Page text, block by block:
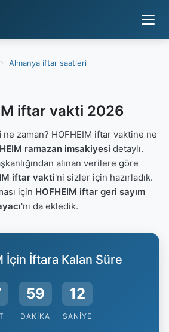
Almanya iftar saatleri
iftar vakti 2026
ne zaman? HOFHEIM iftar vaktine ne
ramazan imsakiyesi detaylı.
alınan verilere göre
iftar vakti'ni sizler için hazırladık.
için HOFHEIM iftar geri sayım
'nı da ekledik.
İçin İftara Kalan Süre
59
DAKIKA
12
SANIYE